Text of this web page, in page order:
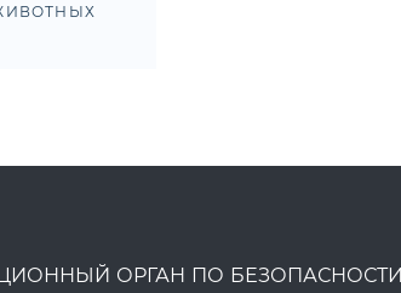
ОРГАН ПО БЕЗОПАСНОСТИ